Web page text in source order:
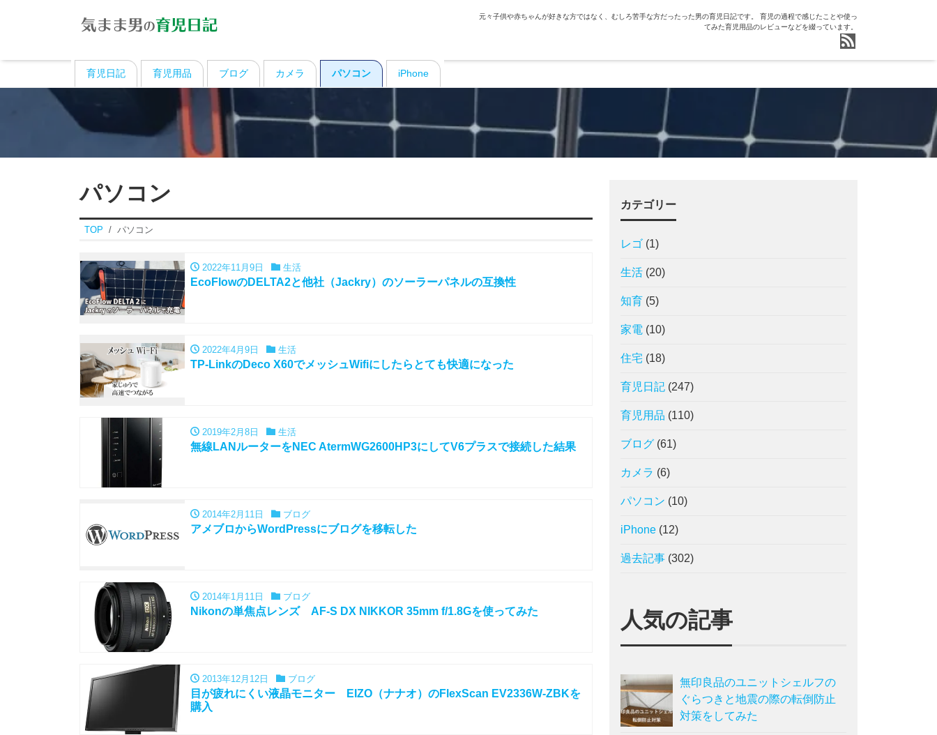
元々子供や赤ちゃんが好きな方ではなく、むしろ苦手な方だったった男の育児日記です。 育児の過程で感じたことや使っ
てみた育児用品のレビューなどを綴っています。
育児日記 育児用品 ブログ カメラ パソコン iPhone
パソコン
TOP パソコン
2022年11月9日 生活
EcoFlowのDELTA2と他社（Jackry）のソーラーパネルの互換性
2022年4月9日 生活
TP-LinkのDeco X60でメッシュWifiにしたらとても快適になった
2019年2月8日 生活
無線LANルーターをNEC AtermWG2600HP3にしてV6プラスで接続した結果
2014年2月11日 ブログ
アメブロからWordPressにブログを移転した
2014年1月11日 ブログ
Nikonの単焦点レンズ AF-S DX NIKKOR 35mm f/1.8Gを使ってみた
2013年12月12日 ブログ
目が疲れにくい液晶モニター EIZO（ナナオ）のFlexScan EV2336W-ZBKを
購入
カテゴリー
レゴ (1)
生活 (20)
知育 (5)
家電 (10)
住宅 (18)
育児日記 (247)
育児用品 (110)
ブログ (61)
カメラ (6)
パソコン (10)
iPhone (12)
過去記事 (302)
人気の記事
無印良品のユニットシェルフの
ぐらつきと地震の際の転倒防止
対策をしてみた